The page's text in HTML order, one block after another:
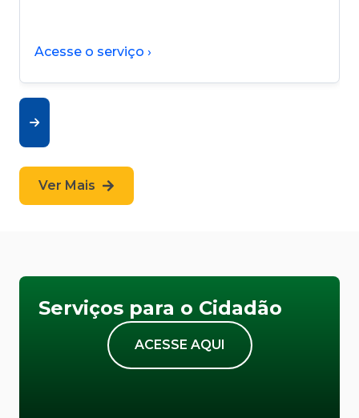
Acesse o serviço ›
Ver Mais
Serviços para o Cidadão
ACESSE AQUI